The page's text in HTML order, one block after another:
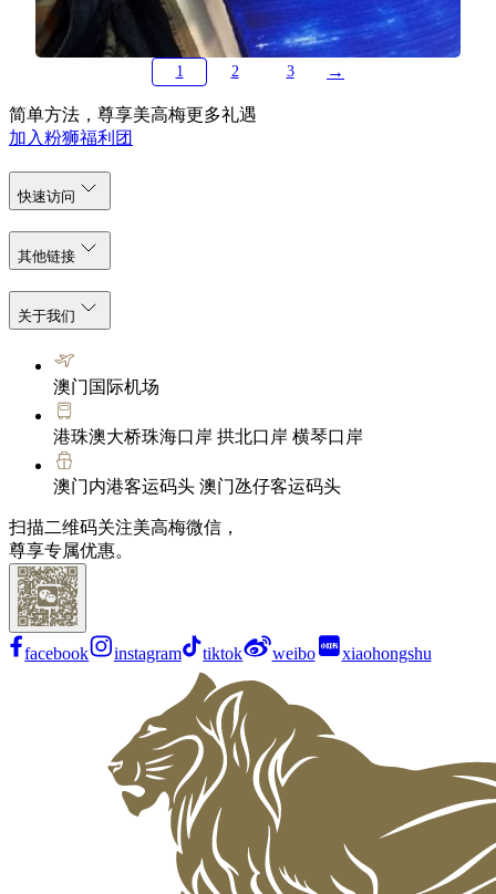
光之跃动 2016
萧勤
1 2 3 →
简单方法，尊享美高梅更多礼遇
加入粉狮福利团
快速访问
其他链接
关于我们
澳门国际机场
港珠澳大桥珠海口岸 拱北口岸 横琴口岸
澳门内港客运码头 澳门氹仔客运码头
扫描二维码关注美高梅微信，
尊享专属优惠。
facebook instagram tiktok weibo xiaohongshu